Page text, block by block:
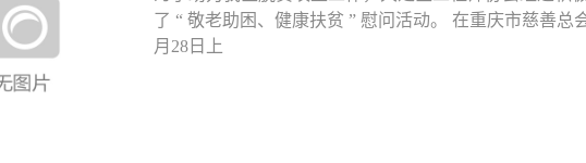
了 “ 敬老助困、健康扶贫 ” 慰问活动。 在重庆市慈善
月28日上